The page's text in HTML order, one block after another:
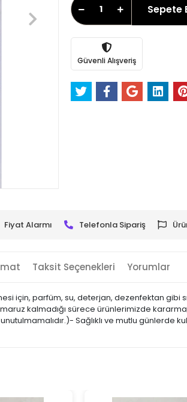
Sepete
Güvenli Alışveriş
Fiyat Alarmı Telefonla Sipariş
Taksit Seçenekleri Yorumlar
için, parfüm, su, deterjan, dezenfektan gibi
kalmadığı sürece ürünlerimizde
Sağlıklı ve mutlu günlerde